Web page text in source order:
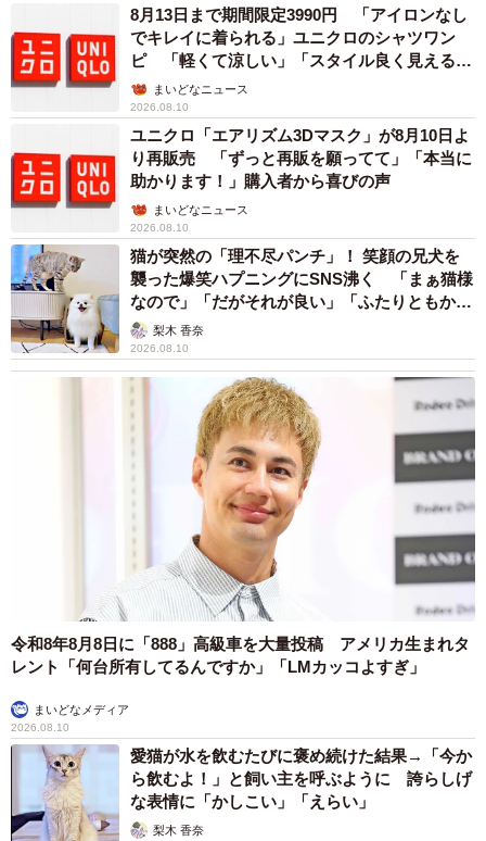
8月13日まで期間限定3990円 「アイロンなし
でキレイに着られる」ユニクロのシャツワン
ピ 「軽くて涼しい」「スタイル良く見える」
の声まいどなニュース
2026.08.10
ユニクロ「エアリズム3Dマスク」が8月10日よ
り再販売 「ずっと再販を願ってて」「本当に
助かります！」購入者から喜びの声
まいどなニュース
2026.08.10
猫が突然の「理不尽パンチ」！ 笑顔の兄犬を
襲った爆笑ハプニングにSNS沸く 「まぁ猫様
なので」「だがそれが良い」「ふたりともかわ
いいね」
梨木 香奈
2026.08.10
令和8年8月8日に「888」高級車を大量投稿 アメリカ生まれタ
レント「何台所有してるんですか」「LMカッコよすぎ」
まいどなメディア
2026.08.10
愛猫が水を飲むたびに褒め続けた結果→「今か
ら飲むよ！」と飼い主を呼ぶように 誇らしげ
な表情に「かしこい」「えらい」
梨木 香奈